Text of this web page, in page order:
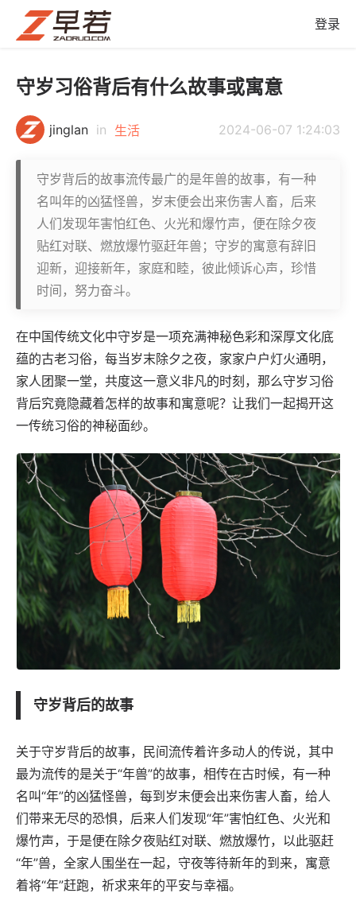
登录
守岁习俗背后有什么故事或寓意
jinglan in 生活 2024-06-07 1:24:03
守岁背后的故事流传最广的是年兽的故事，有一种
名叫年的凶猛怪兽，岁末便会出来伤害人畜，后来
人们发现年害怕红色、火光和爆竹声，便在除夕夜
贴红对联、燃放爆竹驱赶年兽；守岁的寓意有辞旧
迎新，迎接新年，家庭和睦，彼此倾诉心声，珍惜
时间，努力奋斗。
在中国传统文化中守岁是一项充满神秘色彩和深厚文化底
蕴的古老习俗，每当岁末除夕之夜，家家户户灯火通明，
家人团聚一堂，共度这一意义非凡的时刻，那么守岁习俗
背后究竟隐藏着怎样的故事和寓意呢？让我们一起揭开这
一传统习俗的神秘面纱。
守岁背后的故事
关于守岁背后的故事，民间流传着许多动人的传说，其中
最为流传的是关于“年兽”的故事，相传在古时候，有一种
名叫“年”的凶猛怪兽，每到岁末便会出来伤害人畜，给人
们带来无尽的恐惧，后来人们发现“年”害怕红色、火光和
爆竹声，于是便在除夕夜贴红对联、燃放爆竹，以此驱赶
“年”兽，全家人围坐在一起，守夜等待新年的到来，寓意
着将“年”赶跑，祈求来年的平安与幸福。